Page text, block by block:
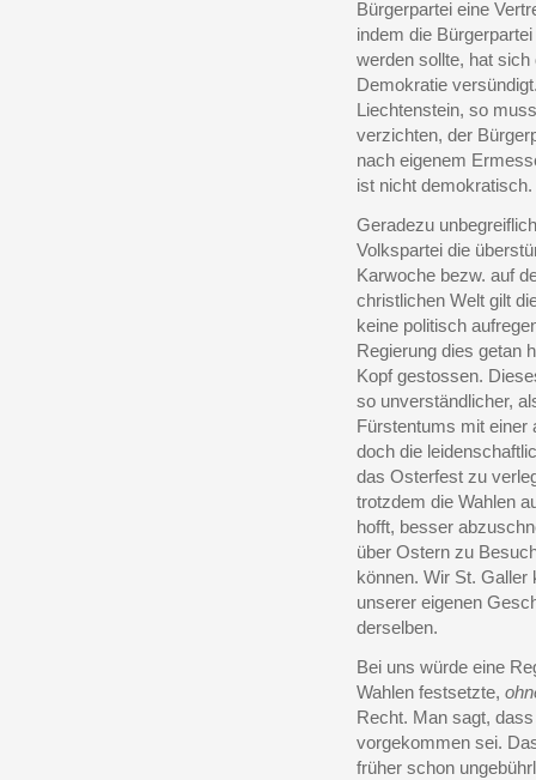
Bürgerpartei eine
indem die
werden sollte, hat
Demokratie
Liechtenstein, so
verzichten, der
nach eigenem
ist nicht demokratisch.
Geradezu
Volkspartei die
Karwoche bezw. auf
christlichen Welt gilt
keine politisch
Regierung dies getan
Kopf gestossen.
so unverständlicher,
Fürstentums mit einer
doch die
das Osterfest zu
trotzdem die Wahlen
hofft, besser
über Ostern zu
können. Wir St. Galler
unserer eigenen
derselben.
Bei uns würde eine
Wahlen festsetzte,
Recht. Man sagt,
vorgekommen sei.
früher schon